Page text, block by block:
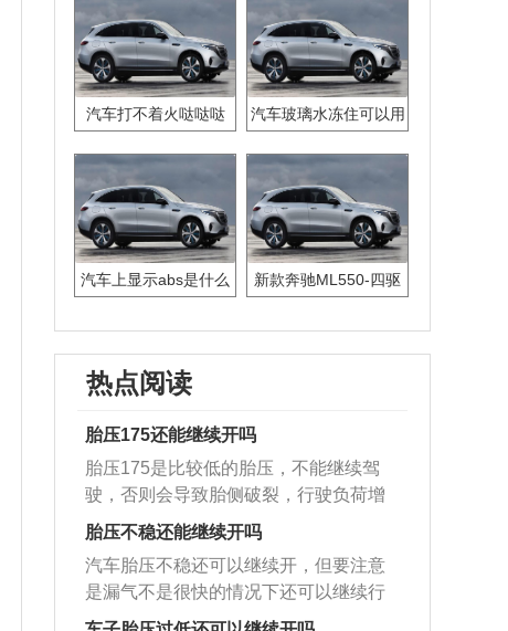
汽车打不着火哒哒哒
汽车玻璃水冻住可以用
汽车上显示abs是什么
新款奔驰ML550-四驱
热点阅读
胎压175还能继续开吗
胎压175是比较低的胎压，不能继续驾
驶，否则会导致胎侧破裂，行驶负荷增
大，有爆胎的危险。根据中华人民共和
国国家标准GBT2978-2008标准的规定
和要求，一般标准型轮胎240-250kpa；
增强型轮胎280-390kpa；最高气压不能
大于350kpa。胎压过高或过低的危害：
胎压不稳还能继续开吗
汽车胎压不稳还可以继续开，但要注意
是漏气不是很快的情况下还可以继续行
驶一段距离，建议及时去检查轮胎是否